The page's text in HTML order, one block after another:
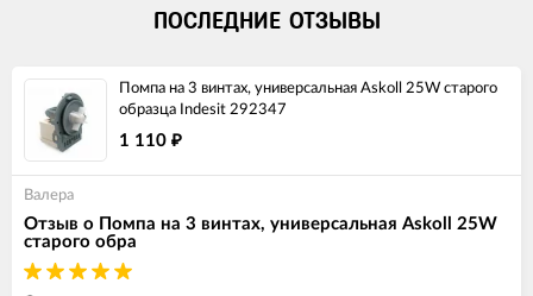
ПОСЛЕДНИЕ ОТЗЫВЫ
Помпа на 3 винтах, универсальная Askoll 25W старого
образца Indesit 292347
1 110 ₽
Валера
Отзыв о Помпа на 3 винтах, универсальная Askoll 25W
старого обра